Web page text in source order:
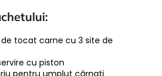
de tocat carne cu 3 site de
cu piston